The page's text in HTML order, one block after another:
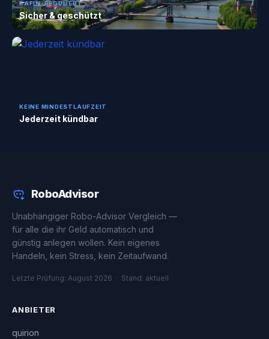
BAFIN-REGULIERT
Sicher & geschützt
KEINE MINDESTLAUFZEIT
Jederzeit kündbar
RoboAdvisor
Unabhängiger Robo-Advisor Vergleich —
für alle die ihr Geld automatisch und
günstig anlegen wollen. Kein eigenes
Handeln, kein Stress, kein Zeitaufwand.
Letzte Prüfung: August 2026 · Stand: aktuell
ANBIETER
quirion